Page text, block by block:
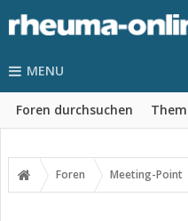
MENU
Foren durchsuchen
Foren Meeting-Point